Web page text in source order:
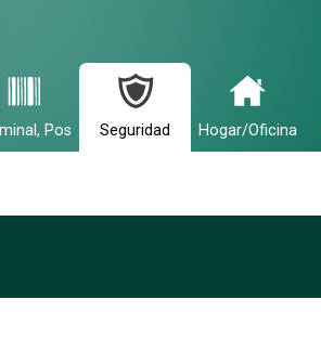
Pos Seguridad Hogar/Oficina